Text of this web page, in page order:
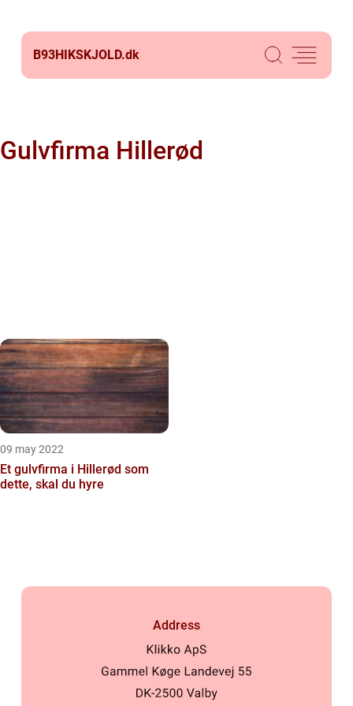
B93HIKSKJOLD.dk
Gulvfirma Hillerød
09 may 2022
Et gulvfirma i Hillerød som
dette, skal du hyre
Address